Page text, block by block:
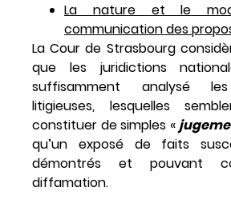
La nature et le
communication des
La Cour de Strasbourg
que les juridictions
suffisamment analysé
litigieuses, lesquelles
constituer de simples «
qu’un exposé de faits
démontrés et pouvant
diffamation.